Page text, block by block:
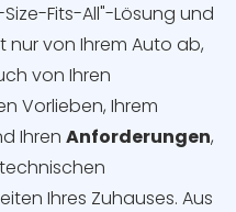
Fits-All"-Lösung und
nur von Ihrem Auto ab,
von Ihren
Vorlieben, Ihrem
Ihren Anforderungen,
Ihres Zuhauses. Aus